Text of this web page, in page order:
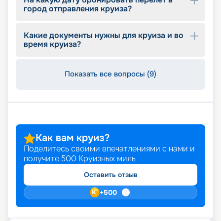
на 2026 - 2027 г., обзор бесплатных услуг,
город отправления круиза?
Какие документы нужны для круиза и во
время круиза?
Показать все вопросы (9)
Как вам круиз?
Поделитесь своими впечатлениями с нами и
получите 500 Круизных миль
Оставить отзыв
+500